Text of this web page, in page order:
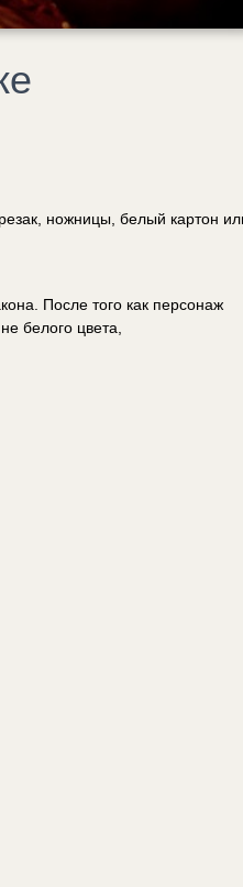
ножницы, белый картон
После того как персонаж
белого цвета,